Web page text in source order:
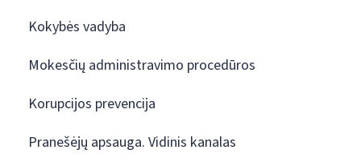
Kokybės vadyba
Mokesčių administravimo procedūros
Korupcijos prevencija
Pranešėjų apsauga. Vidinis kanalas